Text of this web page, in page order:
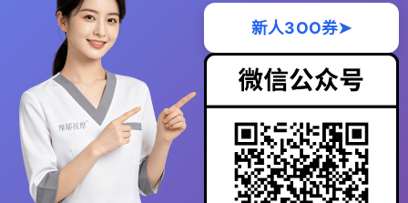
新人3OO券➤